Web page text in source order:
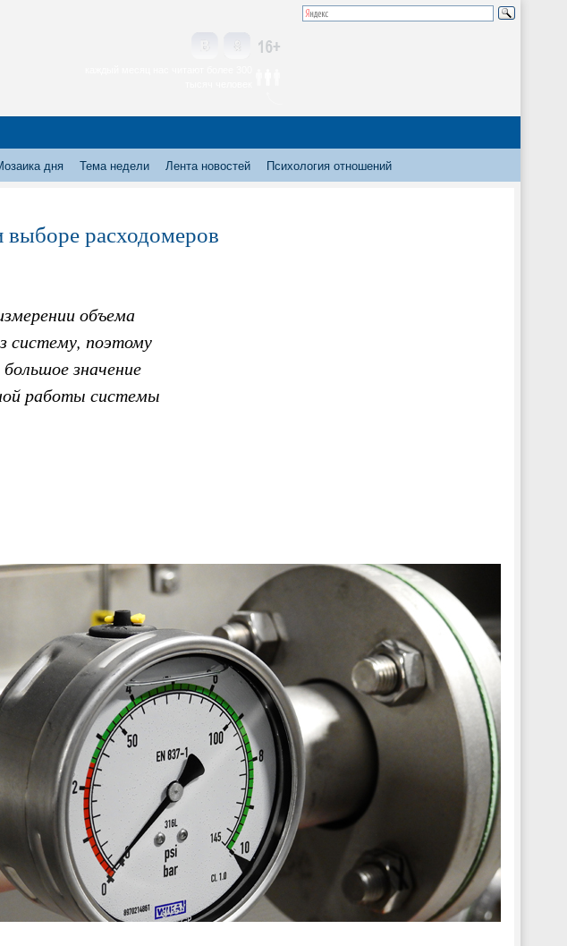
дня Тема недели Лента новостей Психология отношений
расходомеров
объема
систему, поэтому
значение
работы системы